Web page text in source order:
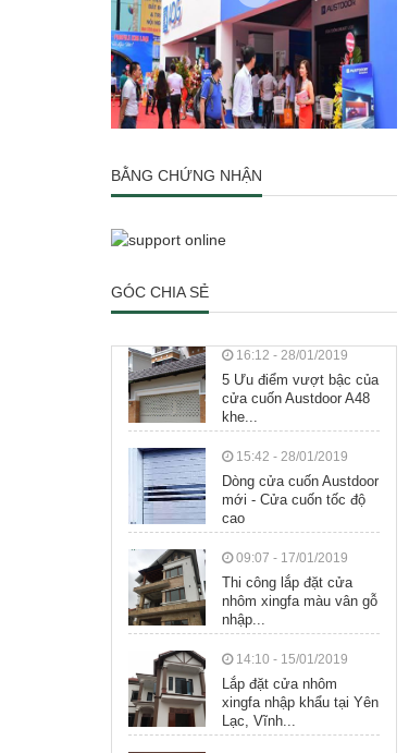
BẰNG CHỨNG NHẬN
GÓC CHIA SẺ
16:12 - 28/01/2019
5 Ưu điểm vượt bậc của
cửa cuốn Austdoor A48
khe...
15:42 - 28/01/2019
Dòng cửa cuốn Austdoor
mới - Cửa cuốn tốc độ
cao
09:07 - 17/01/2019
Thi công lắp đặt cửa
nhôm xingfa màu vân gỗ
nhập...
14:10 - 15/01/2019
Lắp đặt cửa nhôm
xingfa nhập khẩu tại Yên
Lạc, Vĩnh...